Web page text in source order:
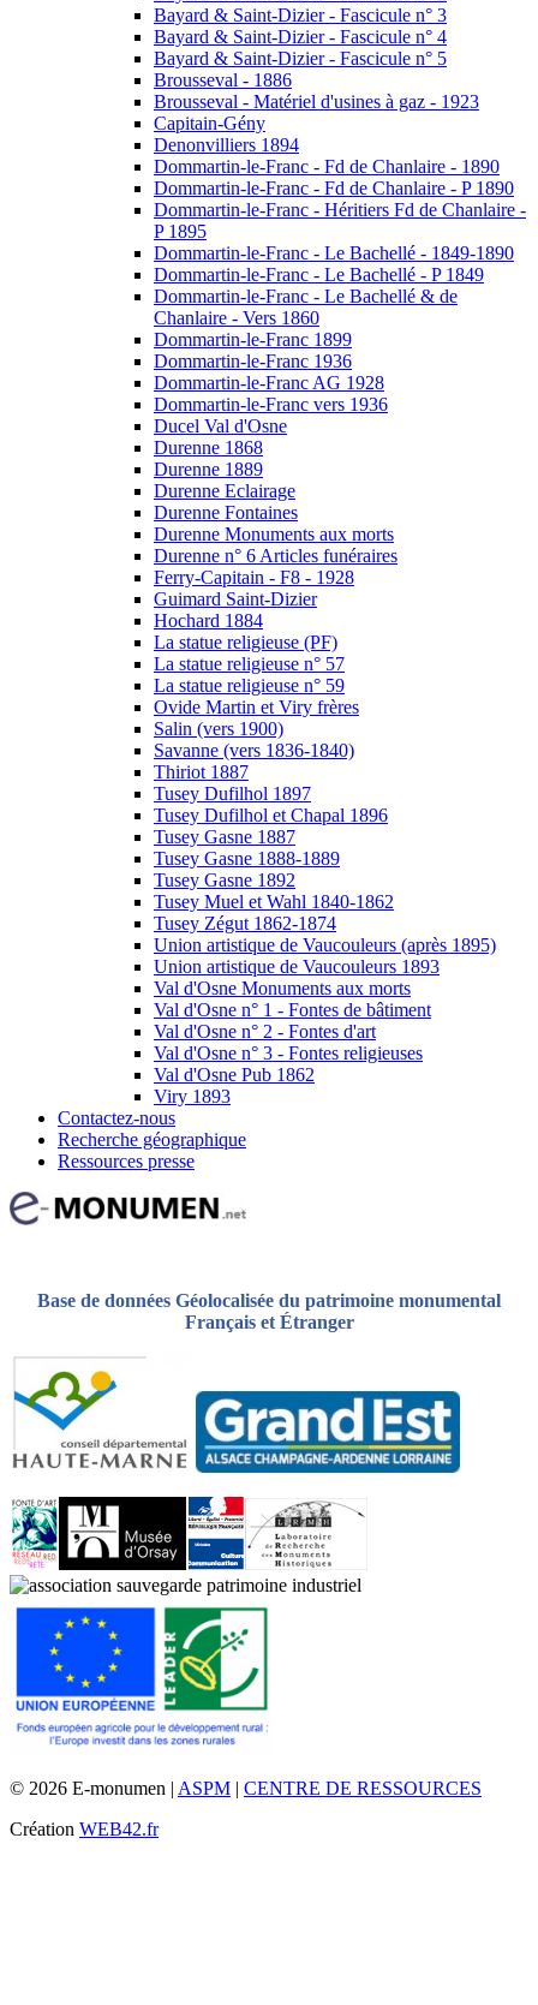
Bayard & Saint-Dizier - Fascicule n° 3
Bayard & Saint-Dizier - Fascicule n° 4
Bayard & Saint-Dizier - Fascicule n° 5
Brousseval - 1886
Brousseval - Matériel d'usines à gaz - 1923
Capitain-Gény
Denonvilliers 1894
Dommartin-le-Franc - Fd de Chanlaire - 1890
Dommartin-le-Franc - Fd de Chanlaire - P 1890
Dommartin-le-Franc - Héritiers Fd de Chanlaire -
P 1895
Dommartin-le-Franc - Le Bachellé - 1849-1890
Dommartin-le-Franc - Le Bachellé - P 1849
Dommartin-le-Franc - Le Bachellé & de
Chanlaire - Vers 1860
Dommartin-le-Franc 1899
Dommartin-le-Franc 1936
Dommartin-le-Franc AG 1928
Dommartin-le-Franc vers 1936
Ducel Val d'Osne
Durenne 1868
Durenne 1889
Durenne Eclairage
Durenne Fontaines
Durenne Monuments aux morts
Durenne n° 6 Articles funéraires
Ferry-Capitain - F8 - 1928
Guimard Saint-Dizier
Hochard 1884
La statue religieuse (PF)
La statue religieuse n° 57
La statue religieuse n° 59
Ovide Martin et Viry frères
Salin (vers 1900)
Savanne (vers 1836-1840)
Thiriot 1887
Tusey Dufilhol 1897
Tusey Dufilhol et Chapal 1896
Tusey Gasne 1887
Tusey Gasne 1888-1889
Tusey Gasne 1892
Tusey Muel et Wahl 1840-1862
Tusey Zégut 1862-1874
Union artistique de Vaucouleurs (après 1895)
Union artistique de Vaucouleurs 1893
Val d'Osne Monuments aux morts
Val d'Osne n° 1 - Fontes de bâtiment
Val d'Osne n° 2 - Fontes d'art
Val d'Osne n° 3 - Fontes religieuses
Val d'Osne Pub 1862
Viry 1893
Contactez-nous
Recherche géographique
Ressources presse
Base de données Géolocalisée du patrimoine monumental
Français et Étranger
© 2026 E-monumen | ASPM | CENTRE DE RESSOURCES
Création WEB42.fr